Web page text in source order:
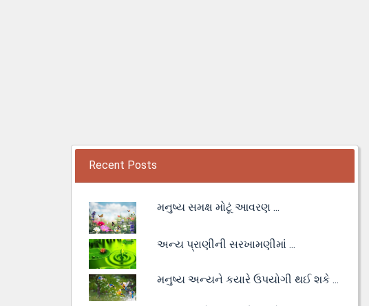
Recent Posts
મનુષ્ય સમક્ષ મોટૂં આવરણ ...
અન્ય પ્રાણીની સરખામણીમાં ...
મનુષ્ય અન્યને કયારે ઉપયોગી થઈ શકે ...